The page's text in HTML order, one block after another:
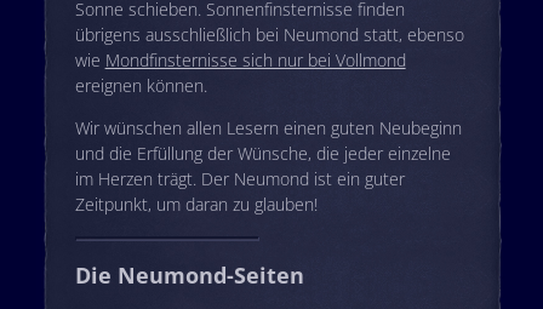
Sonne schieben. Sonnenfinsternisse finden
übrigens ausschließlich bei Neumond statt, ebenso
wie Mondfinsternisse sich nur bei Vollmond
ereignen können.
Wir wünschen allen Lesern einen guten Neubeginn
und die Erfüllung der Wünsche, die jeder einzelne
im Herzen trägt. Der Neumond ist ein guter
Zeitpunkt, um daran zu glauben!
Die Neumond-Seiten